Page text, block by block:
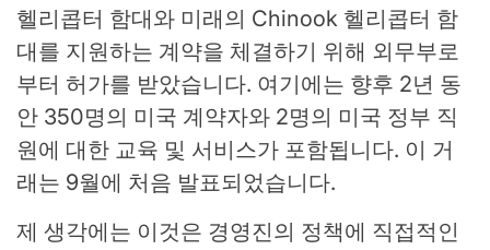
헬리콥터 함대와 미래의 Chinook 헬리콥터 함
대를 지원하는 계약을 체결하기 위해 외무부로
부터 허가를 받았습니다. 여기에는 향후 2년 동
안 350명의 미국 계약자와 2명의 미국 정부 직
원에 대한 교육 및 서비스가 포함됩니다. 이 거
래는 9월에 처음 발표되었습니다.
제 생각에는 이것은 경영진의 정책에 직접적인